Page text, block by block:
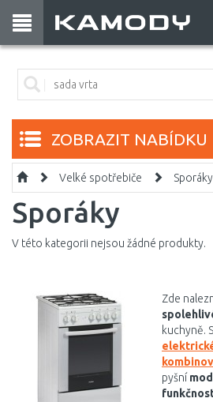
ZOBRAZIT NABÍDKU
Velké spotřebiče Sporáky
Sporáky
V této kategorii nejsou žádné produkty.
Zde
kuchyně.
pyšní